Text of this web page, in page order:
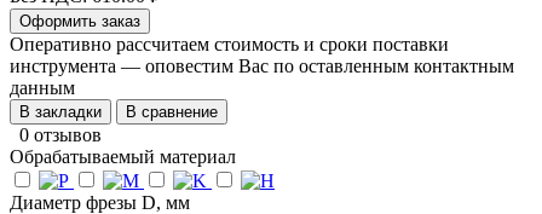
Оформить заказ
Оперативно рассчитаем стоимость и сроки поставки
инструмента — оповестим Вас по оставленным контактным
данным
В закладки В сравнение
0 отзывов
Обрабатываемый материал
Диаметр фрезы D, мм